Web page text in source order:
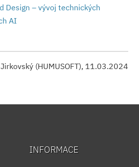
Design – vývoj technických
AI
(HUMUSOFT), 11.03.2024
INFORMACE